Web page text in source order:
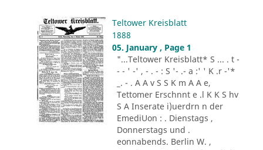
Teltower Kreisblatt
1888
05. January , Page 1
"...Teltower Kreisblatt* S ... . t -
- - ' -' , - . - : S '- .- a :' ' K .r -'*
_. - . A A v S S K m A A e,
Tettomer Erschnnt e .l K K S hv
S A Inserate i)uerdrn n der
EmediUon : . Dienstags ,
Donnerstags und .
eonnabends. Berlin W. ,